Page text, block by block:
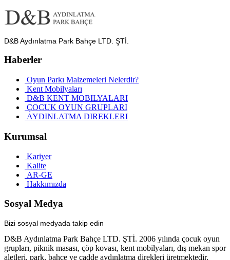
D&B Aydınlatma Park Bahçe LTD. ŞTİ.
Haberler
Oyun Parkı Malzemeleri Nelerdir?
Kent Mobilyaları
D&B KENT MOBILYALARI
ÇOCUK OYUN GRUPLARI
AYDINLATMA DIREKLERI
Kurumsal
Kariyer
Kalite
AR-GE
Hakkımızda
Sosyal Medya
Bizi sosyal medyada takip edin
D&B Aydınlatma Park Bahçe LTD. ŞTİ. 2006 yılında çocuk oyun
grupları, piknik masası, çöp kovası, kent mobilyaları, dış mekan spor
aletleri, park, bahçe ve cadde aydınlatma direkleri üretmektedir.